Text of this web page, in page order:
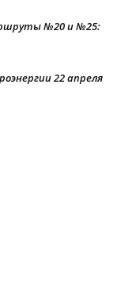
№20 и №25:
22 апреля